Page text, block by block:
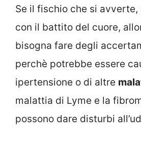
Se il fischio che si
con il battito del cuore,
bisogna fare degli
perchè potrebbe essere
ipertensione o di altre
malattia di Lyme e la
possono dare disturbi